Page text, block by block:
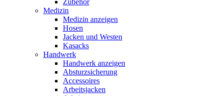
Zubehör
Medizin
Medizin anzeigen
Hosen
Jacken und Westen
Kasacks
Handwerk
Handwerk anzeigen
Absturzsicherung
Accessoires
Arbeitsjacken